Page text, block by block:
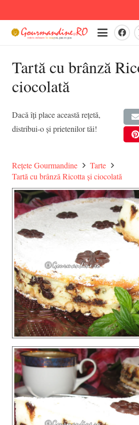
Tartă cu brânză
ciocolată
Dacă îți place această rețetă,
distribui-o și prietenilor tăi!
Rețete Gourmandine
Tarte
Tartă cu brânză Ricotta și ciocolată